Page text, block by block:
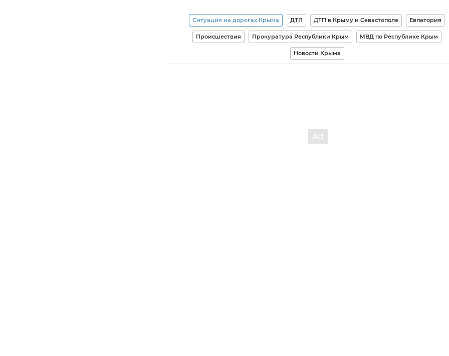
Ситуация на дорогах Крыма ДТП ДТП в Крыму и Севастополе Евпатория
Происшествия Прокуратура Республики Крым МВД по Республике Крым
Новости Крыма